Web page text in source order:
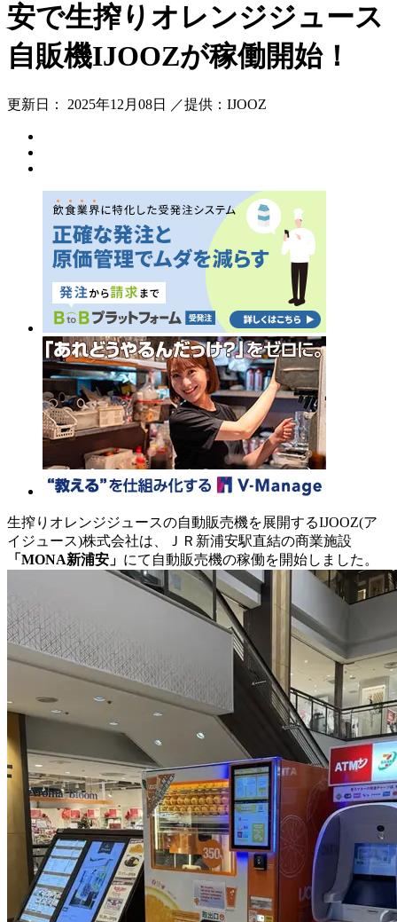
安で生搾りオレンジジュース
自販機IJOOZが稼働開始！
更新日： 2025年12月08日 ／提供：IJOOZ
生搾りオレンジジュースの自動販売機を展開するIJOOZ(ア
イジュース)株式会社は、ＪＲ新浦安駅直結の商業施設
「MONA新浦安」 にて自動販売機の稼働を開始しました。